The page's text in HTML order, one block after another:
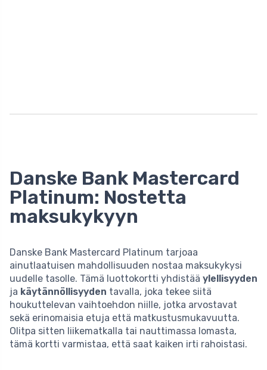
Danske Bank Mastercard
Platinum: Nostetta
maksukykyyn
Danske Bank Mastercard Platinum tarjoaa
ainutlaatuisen mahdollisuuden nostaa maksukykysi
uudelle tasolle. Tämä luottokortti yhdistää ylellisyyden
ja käytännöllisyyden tavalla, joka tekee siitä
houkuttelevan vaihtoehdon niille, jotka arvostavat
sekä erinomaisia etuja että matkustusmukavuutta.
Olitpa sitten liikematkalla tai nauttimassa lomasta,
tämä kortti varmistaa, että saat kaiken irti rahoistasi.